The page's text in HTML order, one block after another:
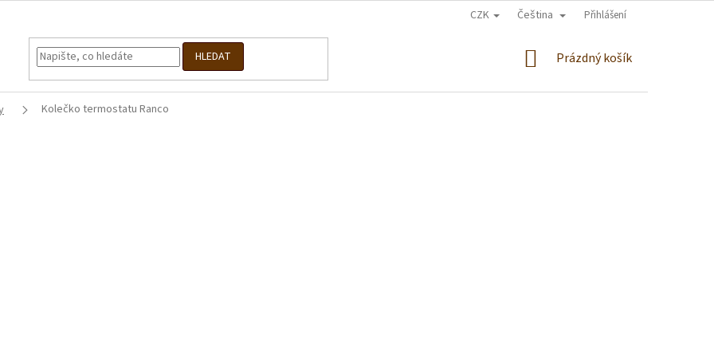
CZK Čeština Přihlášení
HLEDAT
NÁKUPNÍ
Prázdný košík
Kolečko termostatu Ranco